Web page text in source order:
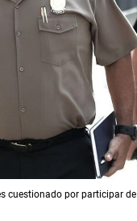
cuestionado por participar